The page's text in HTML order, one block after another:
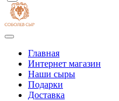
Главная
Интернет магазин
Наши сыры
Подарки
Доставка